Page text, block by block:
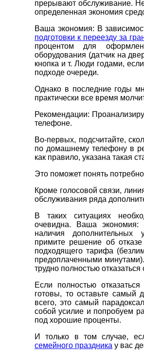
прерывают обслуживание.
определенная экономия
Ваша экономия: В
подготовки к переезду за
процентом для
оборудования (датчик на
кнопка и т. Люди годами,
подходе очереди.
Однако в последние годы
практически все время
Рекомендации:
телефоне.
Во-первых, подсчитайте,
по домашнему телефону в
как правило, указана такая
Это поможет понять
Кроме голосовой связи,
обслуживания ряда
В таких ситуациях
очевидна. Ваша экономия:
наличия дополнительных
примите решение об
подходящего тарифа
предоплаченными
трудно полностью
Если полностью
готовы, то оставьте
всего, это самый
собой усилие и попробуем
под хорошие проценты.
И только в том случае,
семейного праздника у вас